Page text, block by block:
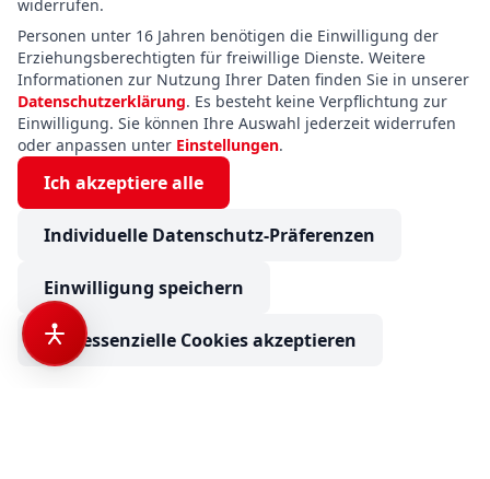
widerrufen.
Personen unter 16 Jahren benötigen die Einwilligung der
Erziehungsberechtigten für freiwillige Dienste. Weitere
Informationen zur Nutzung Ihrer Daten finden Sie in unserer
Datenschutzerklärung. Es besteht keine Verpflichtung zur
Einwilligung. Sie können Ihre Auswahl jederzeit widerrufen
oder anpassen unter Einstellungen.
Ich akzeptiere alle
Individuelle Datenschutz-Präferenzen
Einwilligung speichern
Nur essenzielle Cookies akzeptieren